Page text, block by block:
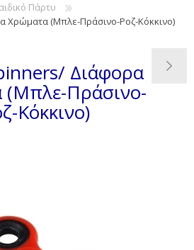
Πάρτυ
Χρώματα (Μπλε-Πράσινο-Ροζ-Κόκκινο)
Διάφορα
Πράσινο-
Κόκκινο)